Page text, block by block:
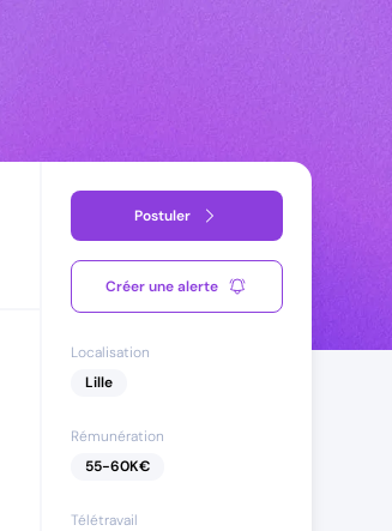
Postuler
Créer une alerte
Localisation
Lille
Rémunération
55-60K€
Télétravail